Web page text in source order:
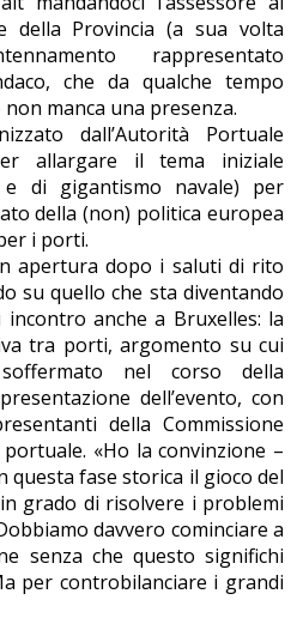
della Provincia (a sua volta
rappresentato
che da qualche tempo
manca una presenza.
dall’Autorità Portuale
allargare il tema iniziale
di gigantismo navale) per
della (non) politica europea
i porti.
apertura dopo i saluti di rito
su quello che sta diventando
anche a Bruxelles: la
tra porti, argomento su cui
nel corso della
dell’evento, con
della Commissione
«Ho la convinzione –
questa fase storica il gioco del
grado di risolvere i problemi
davvero cominciare a
senza che questo significhi
per controbilanciare i grandi